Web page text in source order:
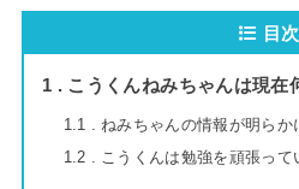
目次
1 こうくんねみちゃんは現在
1.1
ねみちゃんの情報が明らか
1.2
こうくんは勉強を頑張って